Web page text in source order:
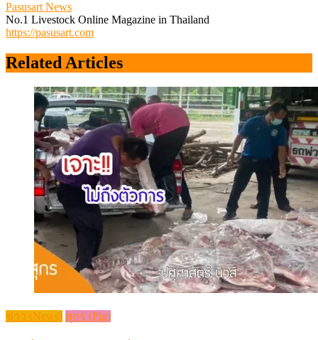
Pasusart News
No.1 Livestock Online Magazine in Thailand
https://pasusart.com
Related Articles
ข่าว (News) สุกร (Pig)